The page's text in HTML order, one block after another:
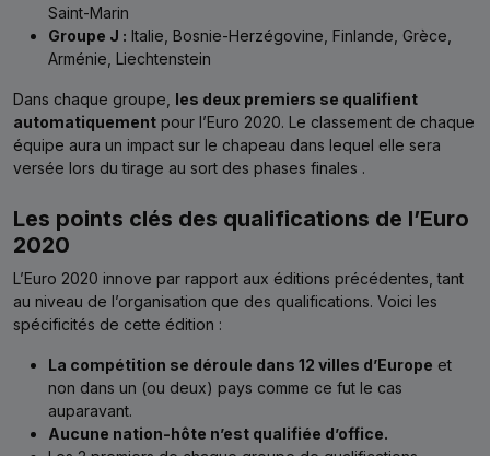
Saint-Marin
Groupe J : Italie, Bosnie-Herzégovine, Finlande, Grèce,
Arménie, Liechtenstein
Dans chaque groupe, les deux premiers se qualifient
automatiquement pour l’Euro 2020. Le classement de chaque
équipe aura un impact sur le chapeau dans lequel elle sera
versée lors du tirage au sort des phases finales .
Les points clés des qualifications de l’Euro
2020
L’Euro 2020 innove par rapport aux éditions précédentes, tant
au niveau de l’organisation que des qualifications. Voici les
spécificités de cette édition :
La compétition se déroule dans 12 villes d’Europe et
non dans un (ou deux) pays comme ce fut le cas
auparavant.
Aucune nation-hôte n’est qualifiée d’office.